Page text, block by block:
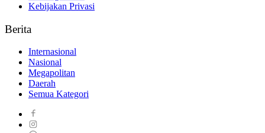
Kebijakan Privasi
Berita
Internasional
Nasional
Megapolitan
Daerah
Semua Kategori